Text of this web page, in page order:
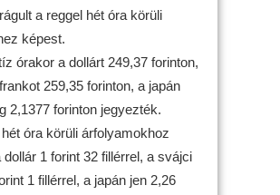
a reggel hét óra körüli
képest.
órakor a dollárt 249,37 forinton,
259,35 forinton, a japán
2,1377 forinton jegyezték.
óra körüli árfolyamokhoz
dollár 1 forint 32 fillérrel, a svájci
1 fillérrel, a japán jen 2,26